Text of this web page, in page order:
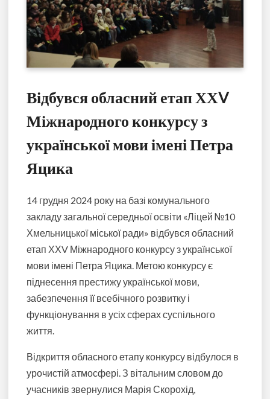
Відбувся обласний етап ХХV
Міжнародного конкурсу з
української мови імені Петра
Яцика
14 грудня 2024 року на базі комунального
закладу загальної середньої освіти «Ліцей №10
Хмельницької міської ради» відбувся обласний
етап ХХV Міжнародного конкурсу з української
мови імені Петра Яцика. Метою конкурсу є
піднесення престижу української мови,
забезпечення її всебічного розвитку і
функціонування в усіх сферах суспільного
життя.
Відкриття обласного етапу конкурсу відбулося в
урочистій атмосфері. З вітальним словом до
учасників звернулися Марія Скорохід,